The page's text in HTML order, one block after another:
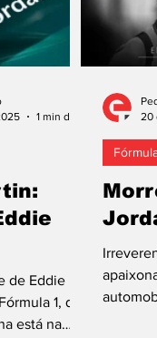
de Eddie
1, que
está na
20